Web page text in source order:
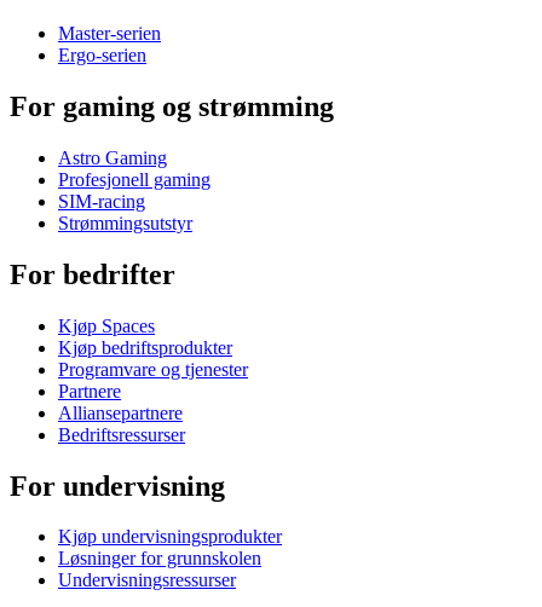
Master-serien
Ergo-serien
For gaming og strømming
Astro Gaming
Profesjonell gaming
SIM-racing
Strømmingsutstyr
For bedrifter
Kjøp Spaces
Kjøp bedriftsprodukter
Programvare og tjenester
Partnere
Alliansepartnere
Bedriftsressurser
For undervisning
Kjøp undervisningsprodukter
Løsninger for grunnskolen
Undervisningsressurser